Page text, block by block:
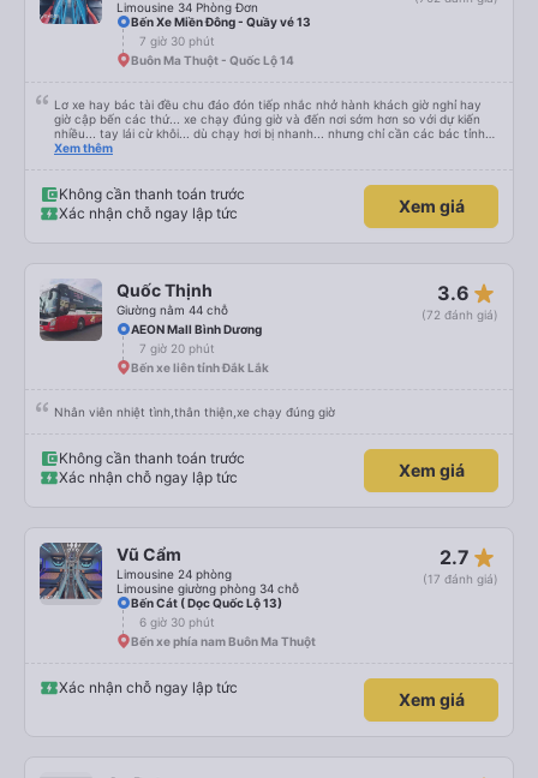
Limousine 34 Phòng Đơn
Bến Xe Miền Đông - Quầy vé 13
7 giờ 30 phút
Buôn Ma Thuột - Quốc Lộ 14
Lơ xe hay bác tài đều chu đáo đón tiếp nhắc nhở hành khách giờ nghỉ hay
giờ cập bến các thứ... xe chạy đúng giờ và đến nơi sớm hơn so với dự kiến
nhiều... tay lái cừ khôi... dù chạy hơi bị nhanh... nhưng chỉ cần các bác tỉnh
táo sức khoẻ đầy đủ và tay lái cứng cáp là được. Tiện nghi rất sạch sẽ và
máy chạy lâu. Thích hợp và tiện nghi cho ai có nhu cầu từ tphcm (bến xe
miền đông) lên Măng Đen chơi nhé!
Xem thêm
Không cần thanh toán trước
Xác nhận chỗ ngay lập tức
Xem giá
Quốc Thịnh
Giường nằm 44 chỗ
3.6 star_rate
(72 đánh giá)
AEON Mall Bình Dương
7 giờ 20 phút
Bến xe liên tỉnh Đắk Lắk
Nhân viên nhiệt tình,thân thiện,xe chạy đúng giờ
Không cần thanh toán trước
Xác nhận chỗ ngay lập tức
Xem giá
Vũ Cẩm
Limousine 24 phòng
Limousine giường phòng 34 chỗ
2.7 star_rate
(17 đánh giá)
Bến Cát ( Dọc Quốc Lộ 13)
6 giờ 30 phút
Bến xe phía nam Buôn Ma Thuột
Xác nhận chỗ ngay lập tức
Xem giá